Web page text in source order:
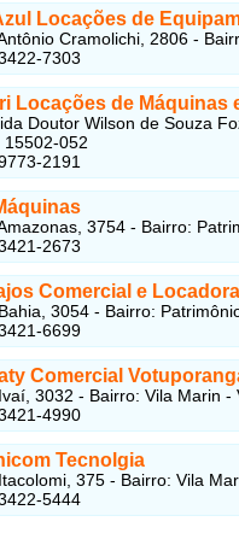
Locações de
Cramolichi, 2806 -
7303
Locações de Máquinas
Doutor Wilson de Souza
15502-052
2191
3754 - Bairro:
2673
Comercial e
3054 - Bairro:
6699
Comercial
3032 - Bairro: Vila Marin
4990
Tecnolgia
375 - Bairro: Vila
5444